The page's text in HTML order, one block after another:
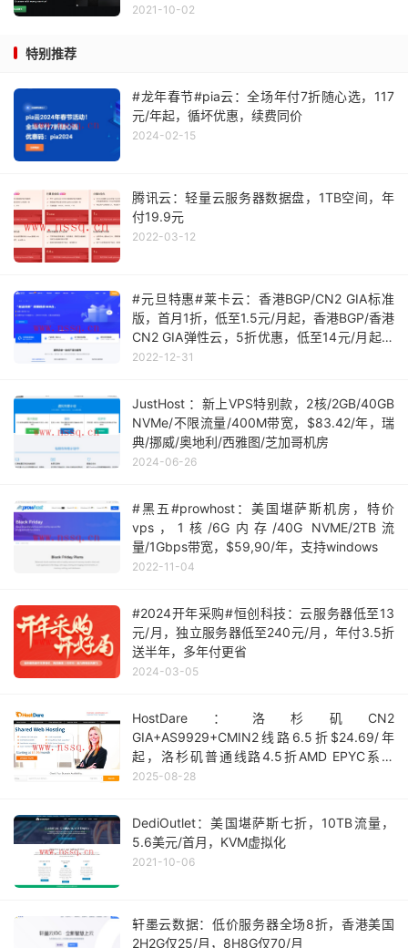
2021-10-02
特别推荐
#龙年春节#pia云：全场年付7折随心选，117
元/年起，循坏优惠，续费同价
2024-02-15
腾讯云：轻量云服务器数据盘，1TB空间，年
付19.9元
2022-03-12
#元旦特惠#莱卡云：香港BGP/CN2 GIA标准
版，首月1折，低至1.5元/月起，香港BGP/香港
CN2 GIA弹性云，5折优惠，低至14元/月起，
国内高防云服务器9折优惠
2022-12-31
JustHost ：新上VPS特别款，2核/2GB/40GB
NVMe/不限流量/400M带宽，$83.42/年，瑞
典/挪威/奥地利/西雅图/芝加哥机房
2024-06-26
#黑五#prowhost：美国堪萨斯机房，特价
vps，1核/6G内存/40G NVME/2TB流
量/1Gbps带宽，$59,90/年，支持windows
2022-11-04
#2024开年采购#恒创科技：云服务器低至13
元/月，独立服务器低至240元/月，年付3.5折
送半年，多年付更省
2024-03-05
HostDare：洛杉矶CN2
GIA+AS9929+CMIN2线路6.5折$24.69/年
起，洛杉矶普通线路4.5折AMD EPYC系列
$12.6/年起
2025-08-28
DediOutlet：美国堪萨斯七折，10TB流量，
5.6美元/首月，KVM虚拟化
2021-10-06
轩墨云数据：低价服务器全场8折，香港美国
2H2G仅25/月，8H8G仅70/月